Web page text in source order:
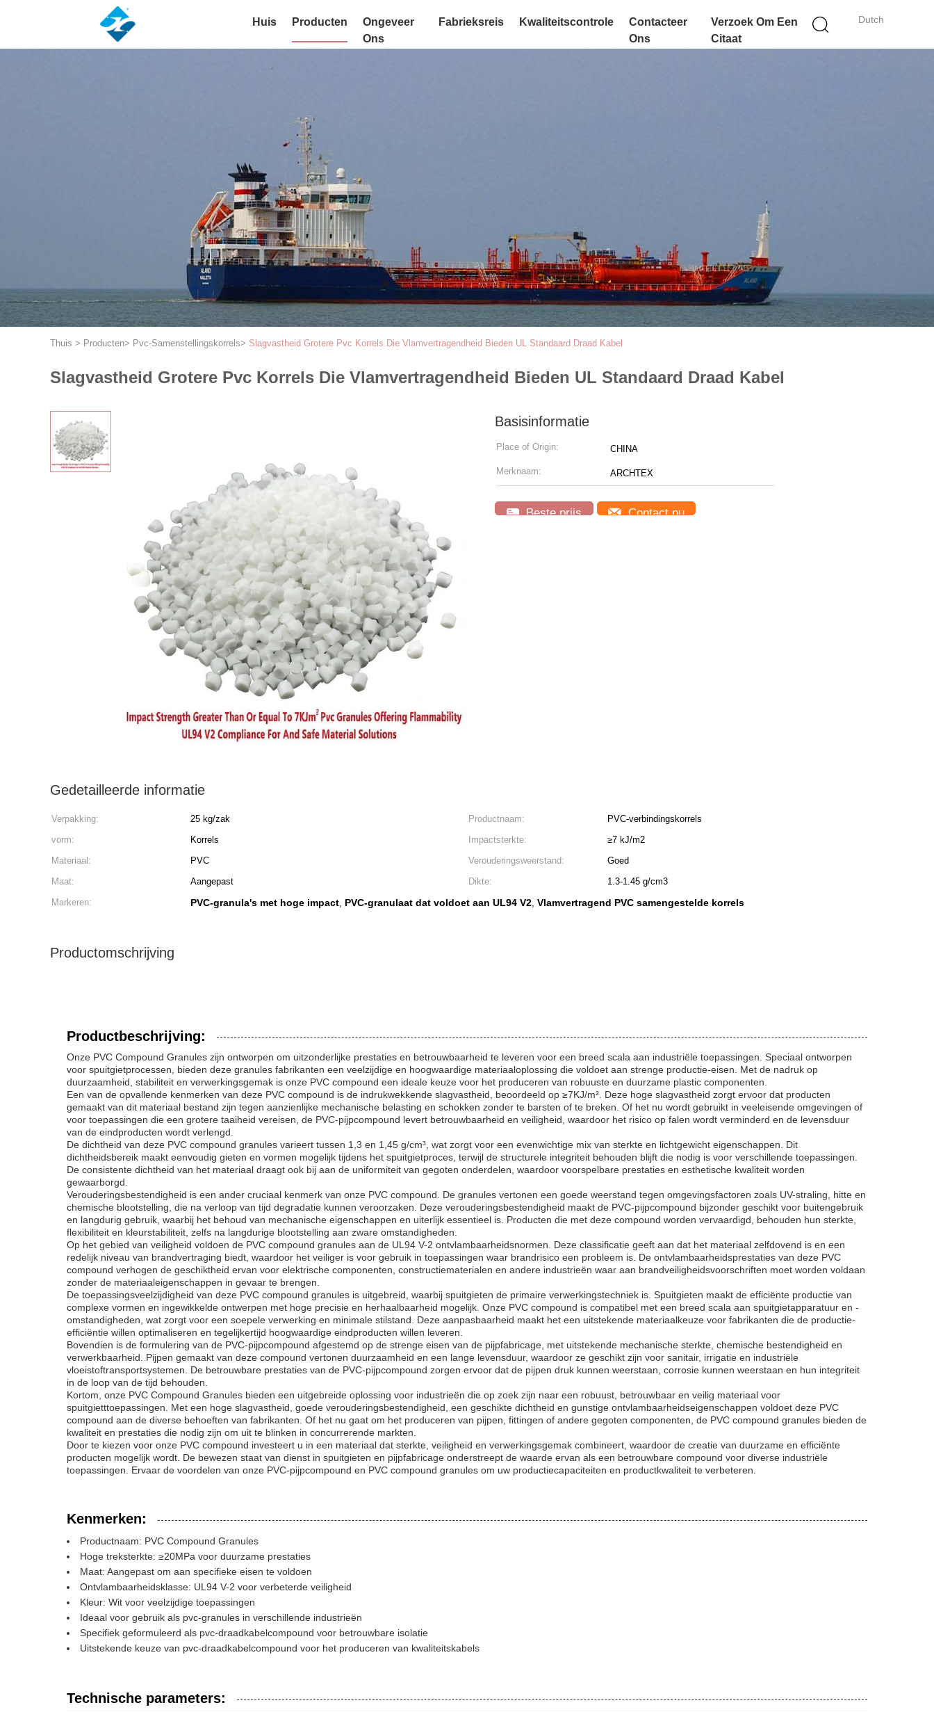
Dutch
Huis Producten
Ongeveer
Ons
Fabrieksreis Kwaliteitscontrole
Contacteer
Ons
Verzoek Om Een
Citaat
Thuis > Producten> Pvc-Samenstellingskorrels> Slagvastheid Grotere Pvc Korrels Die Vlamvertragendheid Bieden UL Standaard Draad Kabel
Slagvastheid Grotere Pvc Korrels Die Vlamvertragendheid Bieden UL Standaard Draad Kabel
Basisinformatie
Place of Origin: CHINA
Merknaam: ARCHTEX
Beste prijs Contact nu
Gedetailleerde informatie
Verpakking: 25 kg/zak Productnaam:
PVC-verbindingskorrels
vorm:
Korrels Impactsterkte:
≥7 kJ/m2
Materiaal:
PVC Verouderingsweerstand:
Goed
Maat:
Aangepast Dikte:
1.3-1.45 g/cm3
Markeren:
PVC-granula's met hoge impact, PVC-granulaat dat voldoet aan UL94 V2, Vlamvertragend PVC samengestelde korrels
Productomschrijving
Productbeschrijving:
Onze PVC Compound Granules zijn ontworpen om uitzonderlijke prestaties en betrouwbaarheid te leveren voor een breed scala aan industriële toepassingen. Speciaal ontworpen
voor spuitgietprocessen, bieden deze granules fabrikanten een veelzijdige en hoogwaardige materiaaloplossing die voldoet aan strenge productie-eisen. Met de nadruk op
duurzaamheid, stabiliteit en verwerkingsgemak is onze PVC compound een ideale keuze voor het produceren van robuuste en duurzame plastic componenten.
Een van de opvallende kenmerken van deze PVC compound is de indrukwekkende slagvastheid, beoordeeld op ≥7KJ/m². Deze hoge slagvastheid zorgt ervoor dat producten
gemaakt van dit materiaal bestand zijn tegen aanzienlijke mechanische belasting en schokken zonder te barsten of te breken. Of het nu wordt gebruikt in veeleisende omgevingen of
voor toepassingen die een grotere taaiheid vereisen, de PVC-pijpcompound levert betrouwbaarheid en veiligheid, waardoor het risico op falen wordt verminderd en de levensduur
van de eindproducten wordt verlengd.
De dichtheid van deze PVC compound granules varieert tussen 1,3 en 1,45 g/cm³, wat zorgt voor een evenwichtige mix van sterkte en lichtgewicht eigenschappen. Dit
dichtheidsbereik maakt eenvoudig gieten en vormen mogelijk tijdens het spuitgietproces, terwijl de structurele integriteit behouden blijft die nodig is voor verschillende toepassingen.
De consistente dichtheid van het materiaal draagt ook bij aan de uniformiteit van gegoten onderdelen, waardoor voorspelbare prestaties en esthetische kwaliteit worden
gewaarborgd.
Verouderingsbestendigheid is een ander cruciaal kenmerk van onze PVC compound. De granules vertonen een goede weerstand tegen omgevingsfactoren zoals UV-straling, hitte en
chemische blootstelling, die na verloop van tijd degradatie kunnen veroorzaken. Deze verouderingsbestendigheid maakt de PVC-pijpcompound bijzonder geschikt voor buitengebruik
en langdurig gebruik, waarbij het behoud van mechanische eigenschappen en uiterlijk essentieel is. Producten die met deze compound worden vervaardigd, behouden hun sterkte,
flexibiliteit en kleurstabiliteit, zelfs na langdurige blootstelling aan zware omstandigheden.
Op het gebied van veiligheid voldoen de PVC compound granules aan de UL94 V-2 ontvlambaarheidsnormen. Deze classificatie geeft aan dat het materiaal zelfdovend is en een
redelijk niveau van brandvertraging biedt, waardoor het veiliger is voor gebruik in toepassingen waar brandrisico een probleem is. De ontvlambaarheidsprestaties van deze PVC
compound verhogen de geschiktheid ervan voor elektrische componenten, constructiematerialen en andere industrieën waar aan brandveiligheidsvoorschriften moet worden voldaan
zonder de materiaaleigenschappen in gevaar te brengen.
De toepassingsveelzijdigheid van deze PVC compound granules is uitgebreid, waarbij spuitgieten de primaire verwerkingstechniek is. Spuitgieten maakt de efficiënte productie van
complexe vormen en ingewikkelde ontwerpen met hoge precisie en herhaalbaarheid mogelijk. Onze PVC compound is compatibel met een breed scala aan spuitgietapparatuur en -
omstandigheden, wat zorgt voor een soepele verwerking en minimale stilstand. Deze aanpasbaarheid maakt het een uitstekende materiaalkeuze voor fabrikanten die de productie-
efficiëntie willen optimaliseren en tegelijkertijd hoogwaardige eindproducten willen leveren.
Bovendien is de formulering van de PVC-pijpcompound afgestemd op de strenge eisen van de pijpfabricage, met uitstekende mechanische sterkte, chemische bestendigheid en
verwerkbaarheid. Pijpen gemaakt van deze compound vertonen duurzaamheid en een lange levensduur, waardoor ze geschikt zijn voor sanitair, irrigatie en industriële
vloeistoftransportsystemen. De betrouwbare prestaties van de PVC-pijpcompound zorgen ervoor dat de pijpen druk kunnen weerstaan, corrosie kunnen weerstaan en hun integriteit
in de loop van de tijd behouden.
Kortom, onze PVC Compound Granules bieden een uitgebreide oplossing voor industrieën die op zoek zijn naar een robuust, betrouwbaar en veilig materiaal voor
spuitgietttoepassingen. Met een hoge slagvastheid, goede verouderingsbestendigheid, een geschikte dichtheid en gunstige ontvlambaarheidseigenschappen voldoet deze PVC
compound aan de diverse behoeften van fabrikanten. Of het nu gaat om het produceren van pijpen, fittingen of andere gegoten componenten, de PVC compound granules bieden de
kwaliteit en prestaties die nodig zijn om uit te blinken in concurrerende markten.
Door te kiezen voor onze PVC compound investeert u in een materiaal dat sterkte, veiligheid en verwerkingsgemak combineert, waardoor de creatie van duurzame en efficiënte
producten mogelijk wordt. De bewezen staat van dienst in spuitgieten en pijpfabricage onderstreept de waarde ervan als een betrouwbare compound voor diverse industriële
toepassingen. Ervaar de voordelen van onze PVC-pijpcompound en PVC compound granules om uw productiecapaciteiten en productkwaliteit te verbeteren.
Kenmerken:
Productnaam: PVC Compound Granules
Hoge treksterkte: ≥20MPa voor duurzame prestaties
Maat: Aangepast om aan specifieke eisen te voldoen
Ontvlambaarheidsklasse: UL94 V-2 voor verbeterde veiligheid
Kleur: Wit voor veelzijdige toepassingen
Ideaal voor gebruik als pvc-granules in verschillende industrieën
Specifiek geformuleerd als pvc-draadkabelcompound voor betrouwbare isolatie
Uitstekende keuze van pvc-draadkabelcompound voor het produceren van kwaliteitskabels
Technische parameters: